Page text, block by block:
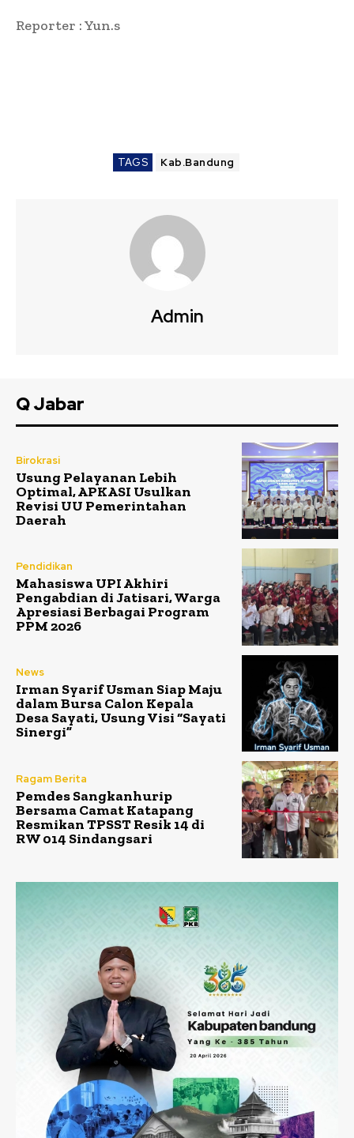
Reporter : Yun.s
TAGS Kab.Bandung
Admin
Q Jabar
Birokrasi
Usung Pelayanan Lebih
Optimal, APKASI Usulkan
Revisi UU Pemerintahan
Daerah
Pendidikan
Mahasiswa UPI Akhiri
Pengabdian di Jatisari, Warga
Apresiasi Berbagai Program
PPM 2026
News
Irman Syarif Usman Siap Maju
dalam Bursa Calon Kepala
Desa Sayati, Usung Visi “Sayati
Sinergi”
Ragam Berita
Pemdes Sangkanhurip
Bersama Camat Katapang
Resmikan TPSST Resik 14 di
RW 014 Sindangsari